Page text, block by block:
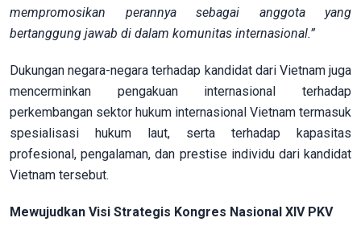
mempromosikan perannya sebagai anggota yang
bertanggung jawab di dalam komunitas internasional.”
Dukungan negara-negara terhadap kandidat dari Vietnam juga
mencerminkan pengakuan internasional terhadap
perkembangan sektor hukum internasional Vietnam termasuk
spesialisasi hukum laut, serta terhadap kapasitas
profesional, pengalaman, dan prestise individu dari kandidat
Vietnam tersebut.
Mewujudkan Visi Strategis Kongres Nasional XIV PKV